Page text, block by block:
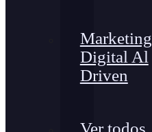
Marketing
Digital Al
Driven
Ver todos